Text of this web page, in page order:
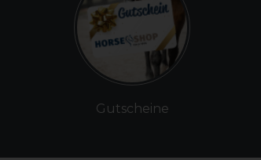
Gutscheine